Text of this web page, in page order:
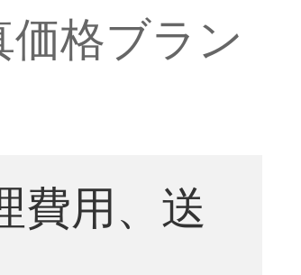
価格ブラン
費用、送